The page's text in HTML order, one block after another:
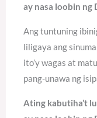
ay nasa loobin ng
Ang tuntuning
liligaya ang
ito’y wagas at
pang-unawa ng
Ating kabutiha’t